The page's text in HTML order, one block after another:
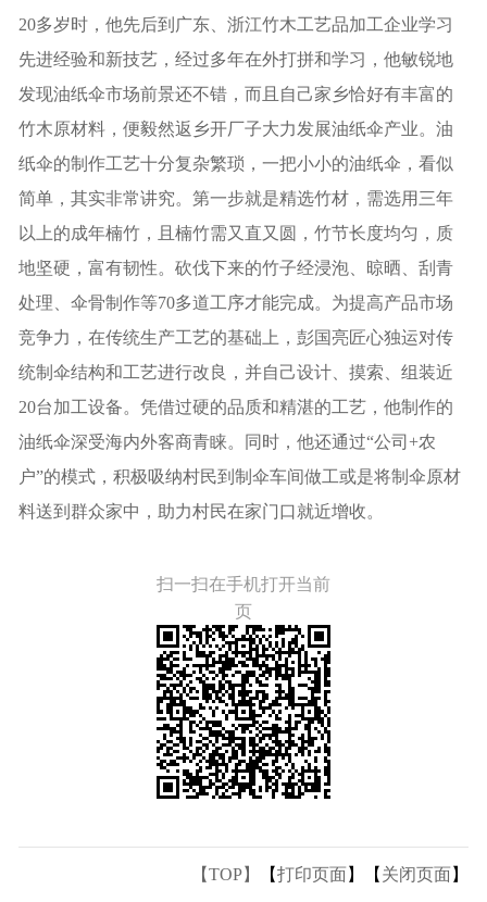
20多岁时，他先后到广东、浙江竹木工艺品加工企业学习
先进经验和新技艺，经过多年在外打拼和学习，他敏锐地
发现油纸伞市场前景还不错，而且自己家乡恰好有丰富的
竹木原材料，便毅然返乡开厂子大力发展油纸伞产业。油
纸伞的制作工艺十分复杂繁琐，一把小小的油纸伞，看似
简单，其实非常讲究。第一步就是精选竹材，需选用三年
以上的成年楠竹，且楠竹需又直又圆，竹节长度均匀，质
地坚硬，富有韧性。砍伐下来的竹子经浸泡、晾晒、刮青
处理、伞骨制作等70多道工序才能完成。为提高产品市场
竞争力，在传统生产工艺的基础上，彭国亮匠心独运对传
统制伞结构和工艺进行改良，并自己设计、摸索、组装近
20台加工设备。凭借过硬的品质和精湛的工艺，他制作的
油纸伞深受海内外客商青睐。同时，他还通过“公司+农
户”的模式，积极吸纳村民到制伞车间做工或是将制伞原材
料送到群众家中，助力村民在家门口就近增收。
扫一扫在手机打开当前
页
【TOP】 【打印页面】【 关闭页面】